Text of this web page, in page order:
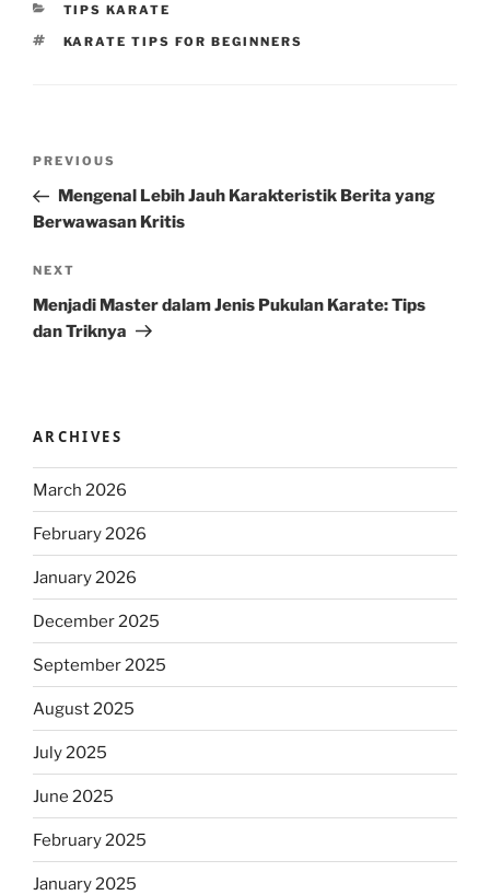
CATEGORIES
TIPS KARATE
TAGS
KARATE TIPS FOR BEGINNERS
Previous
Post
PREVIOUS
Mengenal Lebih Jauh Karakteristik Berita yang
Berwawasan Kritis
Next
Post
NEXT
Menjadi Master dalam Jenis Pukulan Karate: Tips
dan Triknya
ARCHIVES
March 2026
February 2026
January 2026
December 2025
September 2025
August 2025
July 2025
June 2025
February 2025
January 2025